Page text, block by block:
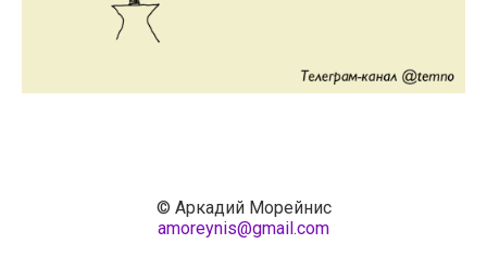
© Аркадий Морейнис
amoreynis@gmail.com